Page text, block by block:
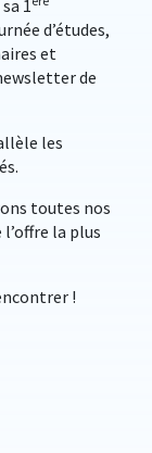
1
d’études,
et
de
les
toutes nos
la plus
!